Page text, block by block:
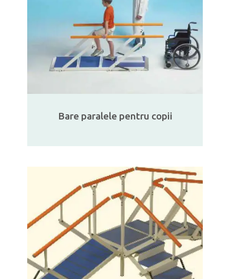
Bare paralele pentru copii